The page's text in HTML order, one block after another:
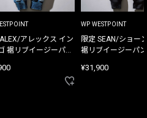
アレックス イン
裾リブイージーパン
WP WESTPOINT
限定 SEAN/ショー
裾リブイージーパ
¥31,900